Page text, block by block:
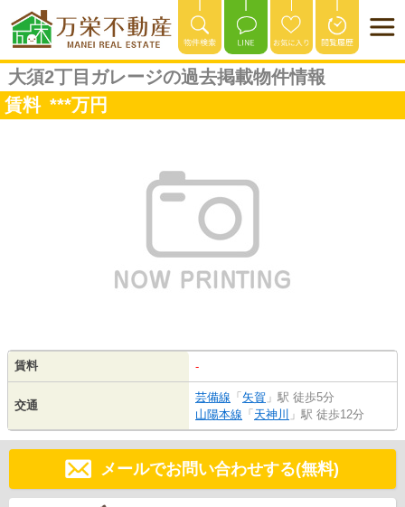
大須2丁目ガレージの過去掲載物件情報
賃料 ***万円
賃料 -
交通
芸備線 「矢賀 」駅 徒歩5分
山陽本線 「天神川 」駅 徒歩12分
メールでお問い合わせする(無料)